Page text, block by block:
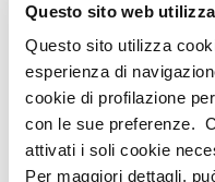
Questo sito web
Questo sito utilizza
esperienza di
cookie di profilazione
con le sue preferenze.
attivati i soli cookie
Per maggiori dettagli,
CHI PUÒ
Possono
qualsiasi grandezza,
aggregazione di
rendicontate le